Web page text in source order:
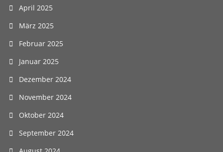
April 2025
März 2025
Februar 2025
Januar 2025
Dezember 2024
November 2024
Oktober 2024
September 2024